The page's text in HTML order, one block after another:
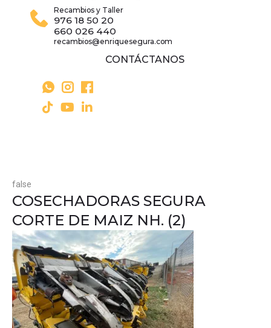
Recambios y Taller
976 18 50 20
660 026 440
recambios@enriquesegura.com
CONTÁCTANOS
false
COSECHADORAS SEGURA
CORTE DE MAIZ NH. (2)